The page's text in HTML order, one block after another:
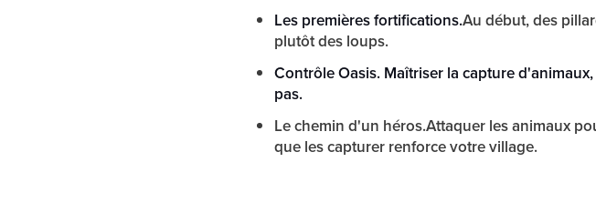
Les premières fortifications.Au début, des
plutôt des loups.
Contrôle Oasis. Maîtriser la capture
pas.
Le chemin d'un héros.Attaquer les animaux
que les capturer renforce votre village.